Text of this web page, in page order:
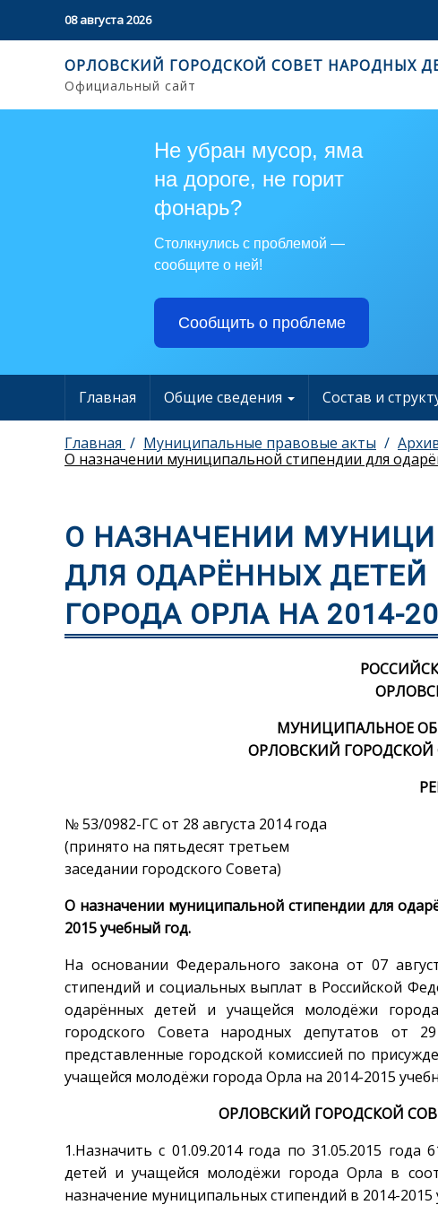
08 августа 2026
ОРЛОВСКИЙ ГОРОДСКОЙ СОВЕТ НАРОДНЫХ
Официальный сайт
Не убран мусор, яма
на дороге, не горит
фонарь?
Столкнулись с проблемой —
сообщите о ней!
Сообщить о проблеме
Главная Общие сведения Состав и
Главная Муниципальные правовые акты
О назначении муниципальной стипендии для
О НАЗНАЧЕНИИ
ДЛЯ ОДАРЁННЫХ
ГОРОДА ОРЛА НА 2014-
МУНИЦИПАЛЬНОЕ
ОРЛОВСКИЙ ГОРОДСКОЙ
№ 53/0982-ГС от 28 августа 2014 года
(принято на пятьдесят третьем
заседании городского Совета)
О назначении муниципальной стипендии для
2015 учебный год.
На основании Федерального закона от 07
стипендий и социальных выплат в Российской
одарённых детей и учащейся молодёжи
городского Совета народных депутатов от
представленные городской комиссией по
учащейся молодёжи города Орла на 2014-2015
ОРЛОВСКИЙ ГОРОДСКОЙ
1.Назначить с 01.09.2014 года по 31.05.2015
детей и учащейся молодёжи города Орла в
назначение муниципальных стипендий в 2014-